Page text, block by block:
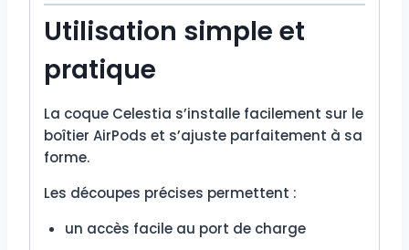
Utilisation simple et
pratique
La coque Celestia s’installe facilement sur le
boîtier AirPods et s’ajuste parfaitement à sa
forme.
Les découpes précises permettent :
un accès facile au port de charge